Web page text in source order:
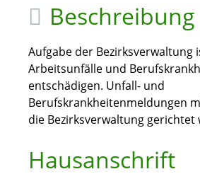
Beschreibung
Aufgabe der Bezirksverwaltung
Arbeitsunfälle und
entschädigen. Unfall- und
Berufskrankheitenmeldungen
die Bezirksverwaltung gerichtet
Hausanschrift